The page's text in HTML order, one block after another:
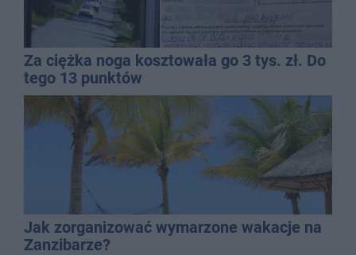
Za ciężka noga kosztowała go 3 tys. zł. Do
tego 13 punktów
Jak zorganizować wymarzone wakacje na
Zanzibarze?